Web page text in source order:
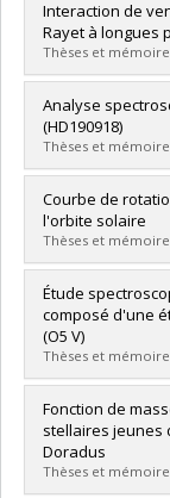
Graduate :
Cycle :Doctoral
Grade :Ph. D.
Lien vers le
Interaction de
Rayet à longues
Thèses et
Graduate :
Cycle :Master's
Grade :M. Sc.
Lien vers le
Analyse
(HD190918)
Thèses et
Graduate :
Cycle : Master's
Grade :M. Sc.
Lien vers le
Courbe de
l'orbite solaire
Thèses et
Graduate :
Cycle :Master's
Grade :
Lien vers le
Étude
composé d'une
(O5 V)
Thèses et
Graduate :
Cycle :Master's
Grade :M. Sc.
Lien vers le
Fonction de
stellaires jeunes
Doradus
Thèses et